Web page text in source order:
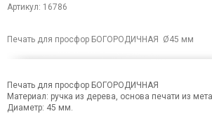
Артикул: 16786
Печать для просфор БОГОРОДИЧНАЯ Ø45 мм
Печать для просфор БОГОРОДИЧНАЯ
Материал: ручка из дерева, основа печати из
Диаметр: 45 мм.